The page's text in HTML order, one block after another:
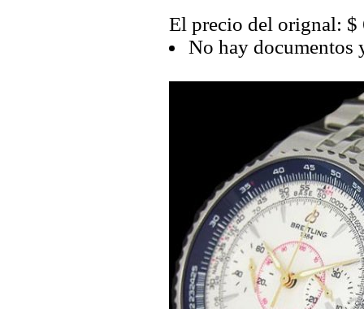
El precio del orignal: $
No hay documentos